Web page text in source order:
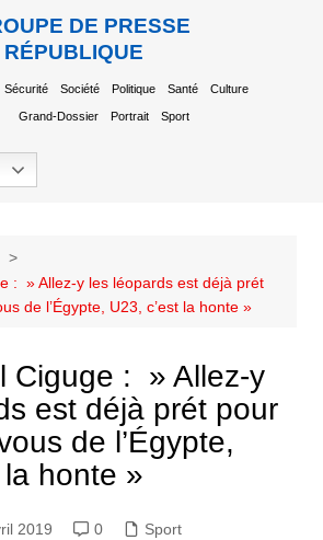
DE PRESSE
RÉPUBLIQUE
Sécurité Société Politique Santé Culture
Grand-Dossier Portrait Sport
: » Allez-y les léopards est déjà prét
de l’Égypte, U23, c’est la honte »
Ciguge : » Allez-y
est déjà prét pour
de l’Égypte,
la honte »
2019 0 Sport